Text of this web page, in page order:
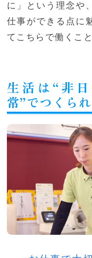
に」という理念や
仕事ができる点に
てこちらで働くこ
生活は“非
常”でつくられ